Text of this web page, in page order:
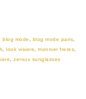
blog mode blog mode paris
look visiere monnier freres
,zerouv sunglasses